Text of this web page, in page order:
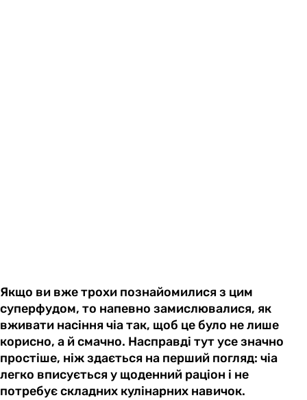
Якщо ви вже трохи познайомилися з цим
суперфудом, то напевно замислювалися, як
вживати насіння чіа так, щоб це було не лише
корисно, а й смачно. Насправді тут усе значно
простіше, ніж здається на перший погляд: чіа
легко вписується у щоденний раціон і не
потребує складних кулінарних навичок.